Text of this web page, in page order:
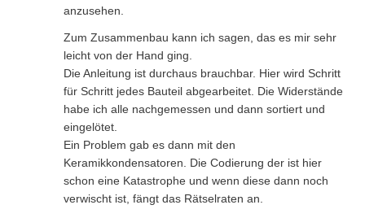
anzusehen.
Zum Zusammenbau kann ich sagen, das es mir sehr
leicht von der Hand ging.
Die Anleitung ist durchaus brauchbar. Hier wird Schritt
für Schritt jedes Bauteil abgearbeitet. Die Widerstände
habe ich alle nachgemessen und dann sortiert und
eingelötet.
Ein Problem gab es dann mit den
Keramikkondensatoren. Die Codierung der ist hier
schon eine Katastrophe und wenn diese dann noch
verwischt ist, fängt das Rätselraten an.